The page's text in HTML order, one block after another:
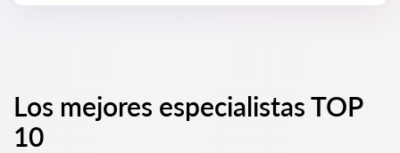
Los mejores especialistas TOP
10